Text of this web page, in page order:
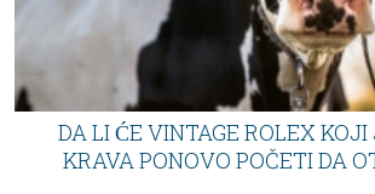
DA LI ĆE VINTAGE ROLEX
KRAVA PONOVO POČETI DA